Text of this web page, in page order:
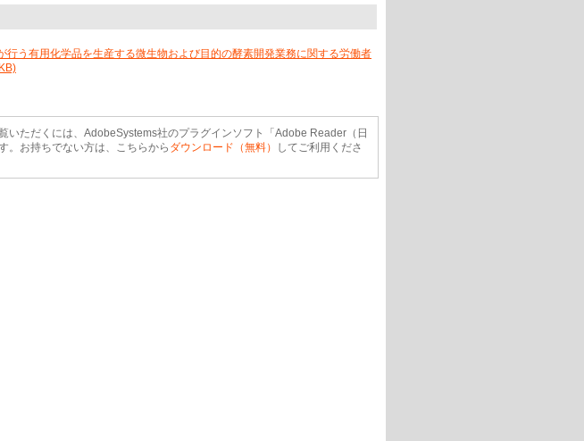
行う有用化学品を生産する微生物および目的の酵素開発業務に関する労働者
いただくには、AdobeSystems社のプラグインソフト「Adobe Reader（日
。お持ちでない方は、こちらから ダウンロード（無料）
してご利用くださ